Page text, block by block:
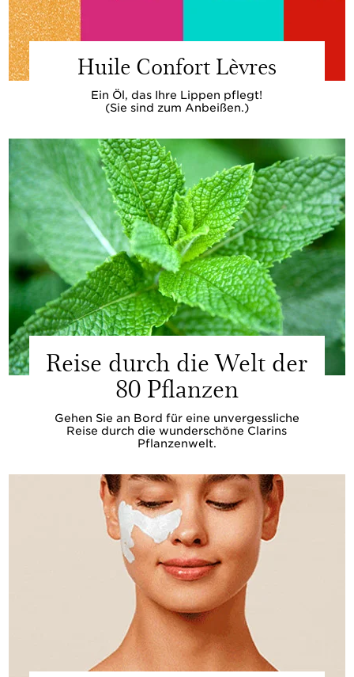
Huile Confort Lèvres
Ein Öl, das Ihre Lippen pflegt!
(Sie sind zum Anbeißen.)
Reise durch die Welt der
80 Pflanzen
Gehen Sie an Bord für eine unvergessliche
Reise durch die wunderschöne Clarins
Pflanzenwelt.